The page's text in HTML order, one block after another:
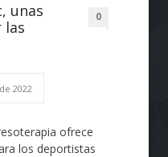
unas
las
0
2022
ofrece
los deportistas